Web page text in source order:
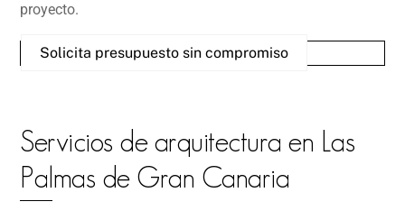
proyecto.
Solicita presupuesto sin compromiso
Servicios de arquitectura en Las
Palmas de Gran Canaria